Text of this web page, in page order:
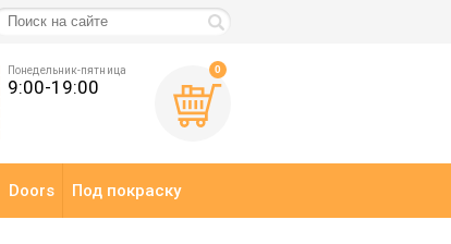
0
Понедельник-пятница
9:00-19:00
Doors Под покраску